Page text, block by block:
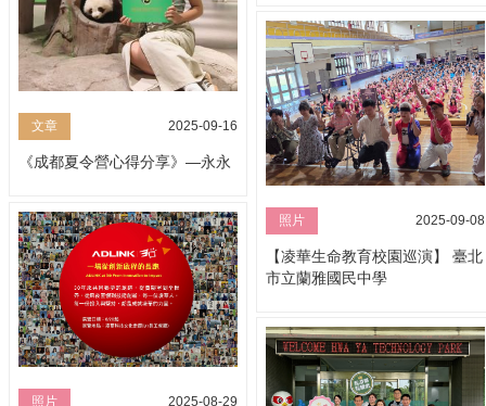
文章 2025-09-16
《成都夏令營心得分享》—永永
照片 2025-09-08
【凌華生命教育校園巡演】 臺北
市立蘭雅國民中學
照片 2025-08-29